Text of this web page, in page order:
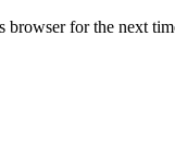
browser for the next